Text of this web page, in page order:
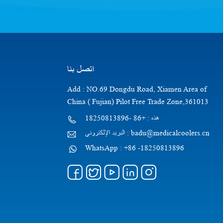
اتصل بنا
Add : NO.69 Dongdu Road, Xiamen Area of
China ( Fujian) Pilot Free Trade Zone,361013
هذه : +86 -18250813896
البريد الإلكتروني : badu@medicalcoolers.cn
WhatsApp : +86 -18250813896